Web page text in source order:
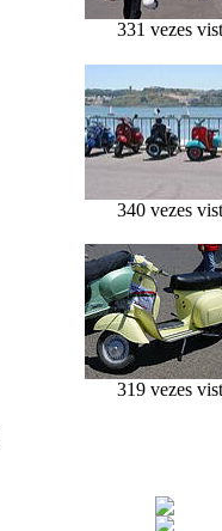
331 vezes
340 vezes
319 vezes